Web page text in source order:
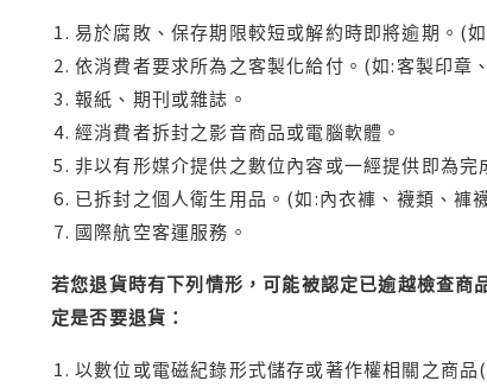
易於腐敗、保存期限較短或解約時即將逾期。(
依消費者要求所為之客製化給付。(如:客製印章
報紙、期刊或雜誌。
經消費者拆封之影音商品或電腦軟體。
非以有形媒介提供之數位內容或一經提供即為
已拆封之個人衛生用品。(如:內衣褲、襪類、褲
國際航空客運服務。
若您退貨時有下列情形，可能被認定已逾越檢查
定是否要退貨：
以數位或電磁紀錄形式儲存或著作權相關之商